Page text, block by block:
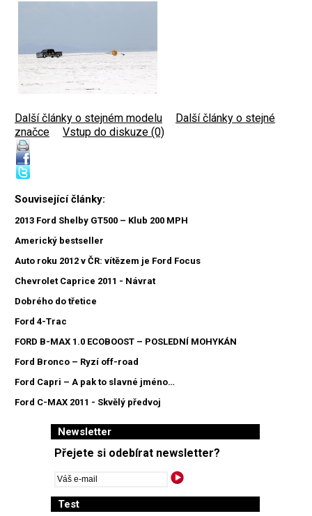
Další články o stejném modelu
Další články o stejné
značce
Vstup do diskuze (0)
Související články:
2013 Ford Shelby GT500 – Klub 200 MPH
Americký bestseller
Auto roku 2012 v ČR: vítězem je Ford Focus
Chevrolet Caprice 2011 - Návrat
Dobrého do třetice
Ford 4-Trac
FORD B-MAX 1.0 ECOBOOST – POSLEDNÍ MOHYKÁN
Ford Bronco – Ryzí off-road
Ford Capri – A pak to slavné jméno…
Ford C-MAX 2011 - Skvělý předvoj
Newsletter
Přejete si odebírat newsletter?
Test